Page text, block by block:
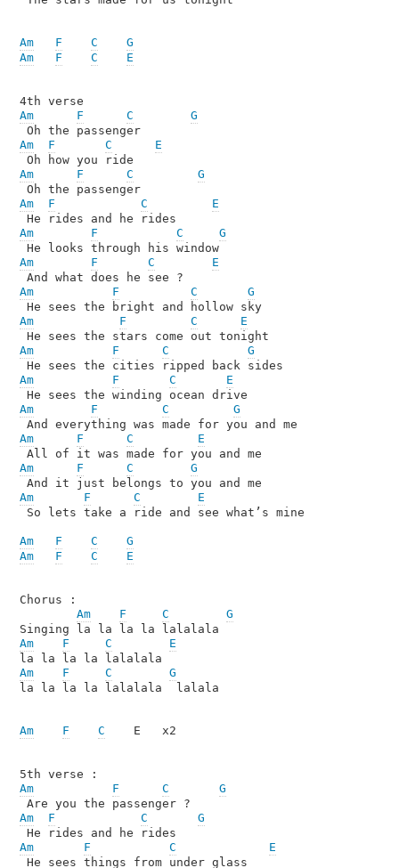
Am F C
G
Am
F C E
Am
F C
G
Oh the passenger
Am
F C
E
Am
F C
G
Oh the passenger
Am
F C
E
Am
F C
G
He looks through his window
Am
F C
E
Am
F C
G
He sees the bright and hollow sky
Am
F C
E
Am
F C
G
Am
F C
E
Am
F C
G
Am
F C
E
Am
F C
G
Am
F C
E
So lets take a ride and see what’s mine
Am F C
G
Am
F C E
Chorus :
Am
F C
G
Am
F C
E
Am
F C
G
la la la la lalalala  lalala
Am F C
    E   x2
Am
F C
G
Am
F C
G
Am
F C
E